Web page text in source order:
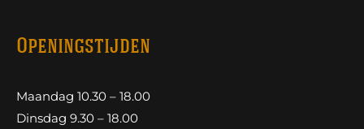
Openingstijden
Maandag 10.30 – 18.00
Dinsdag 9.30 – 18.00